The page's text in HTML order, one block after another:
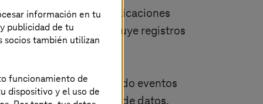
operativo, las aplicaciones
la API de AWS que incluye registros
cumplimiento de las
conseguimos integrando eventos
de distintas fuentes de datos,
información en tu
publicidad de tu
socios también utilizan
funcionamiento de
dispositivo y el uso de